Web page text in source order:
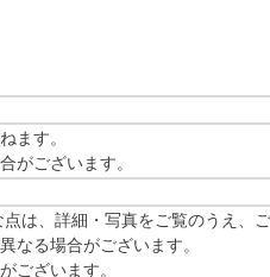
ます。
がございます。
は、詳細・写真をご覧のうえ、
なる場合がございます。
ございます。